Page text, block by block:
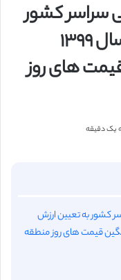
سراسر کشور
به تعیین ارزش معاملاتی سال ۱۳۹۹
قیمت های روز
یک دقیقه
کشور به تعیین ارزش
معادل ۱۰ درصد میانگین قیمت های روز منطقه